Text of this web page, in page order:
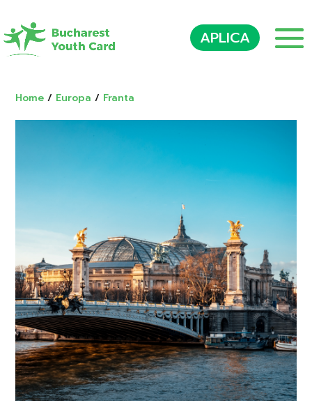
APLICA
Home / Europa / Franta